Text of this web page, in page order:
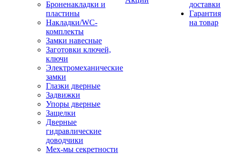
Броненакладки и
пластины
Накладки/WC-
комплекты
Замки навесные
Заготовки ключей,
ключи
Электромеханические
замки
Глазки дверные
Задвижки
Упоры дверные
Защелки
Дверные
гидравлические
доводчики
Мех-мы секретности
доставки
Гарантия
на товар